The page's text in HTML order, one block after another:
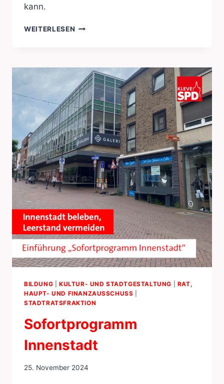
kann.
WEITERLESEN LICHTERFEST
BILDUNG KULTUR- UND STADTGESTALTUNG
RAT,
HAUPT- UND FINANZAUSSCHUSS
STADTRATSFRAKTION
Sofortprogramm
Innenstadt
25. November 2024